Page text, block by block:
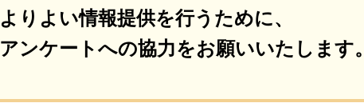
よりよい情報提供を行うために、
アンケートへの協力をお願いいたします。